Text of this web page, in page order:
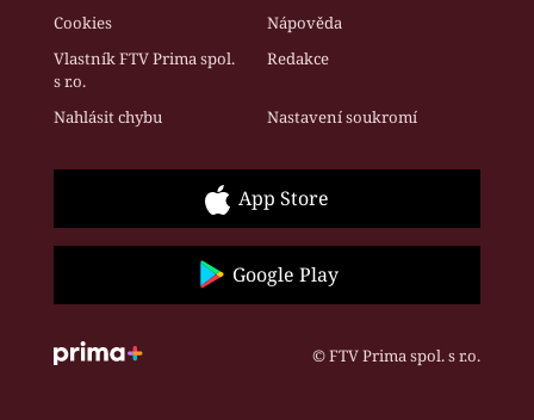
Cookies
Nápověda
Vlastník FTV Prima spol.
s r.o.
Redakce
Nahlásit chybu Nastavení soukromí
App Store
Google Play
© FTV Prima spol. s r.o.